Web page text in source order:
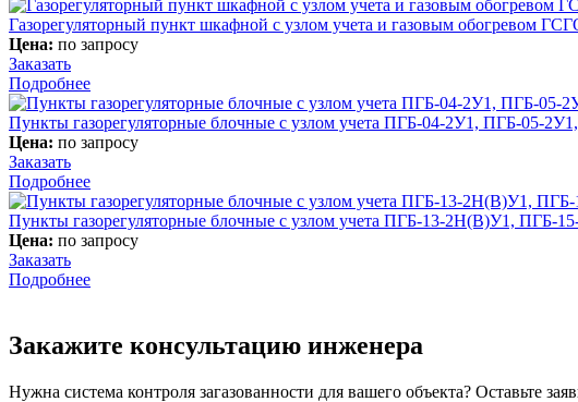
Газорегуляторный пункт шкафной с узлом учета и газовым обогревом
Цена: по запросу
Заказать
Подробнее
Пункты газорегуляторные блочные c узлом учета ПГБ-04-2У1, ПГБ-
Цена: по запросу
Заказать
Подробнее
Пункты газорегуляторные блочные с узлом учета ПГБ-13-2Н(В)У1, ПГБ-
Цена: по запросу
Заказать
Подробнее
Закажите консультацию инженера
Нужна система контроля загазованности для вашего объекта? Оставьте